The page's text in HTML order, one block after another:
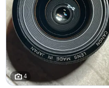
4